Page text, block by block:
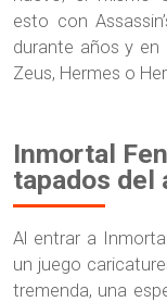
esto con
durante años y en
Zeus, Hermes o
Inmortal
tapados del
Al entrar a
un juego
tremenda, una